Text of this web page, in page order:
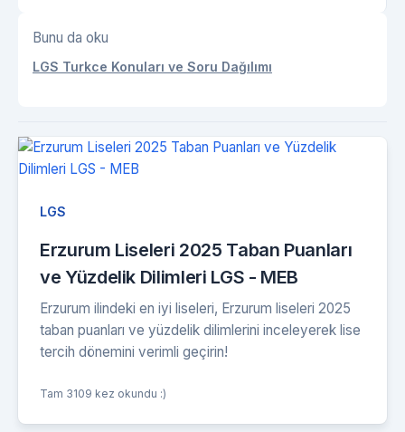
Bunu da oku
LGS Turkce Konuları ve Soru Dağılımı
LGS
Erzurum Liseleri 2025 Taban Puanları
ve Yüzdelik Dilimleri LGS - MEB
Erzurum ilindeki en iyi liseleri, Erzurum liseleri 2025
taban puanları ve yüzdelik dilimlerini inceleyerek lise
tercih dönemini verimli geçirin!
Tam 3109 kez okundu :)